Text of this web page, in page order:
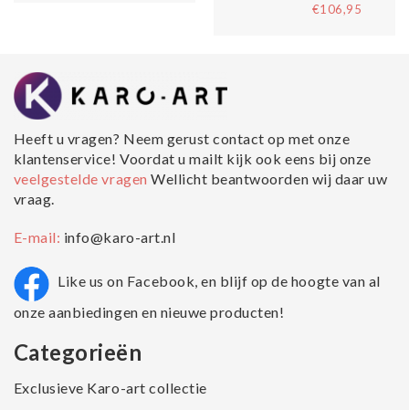
€106,95
Heeft u vragen? Neem gerust contact op met onze
klantenservice! Voordat u mailt kijk ook eens bij onze
veelgestelde vragenWellicht beantwoorden wij daar uw
vraag.
E-mail: info@karo-art.nl
Like us on Facebook, en blijf op de hoogte van al
onze aanbiedingen en nieuwe producten!
Categorieën
Exclusieve Karo-art collectie